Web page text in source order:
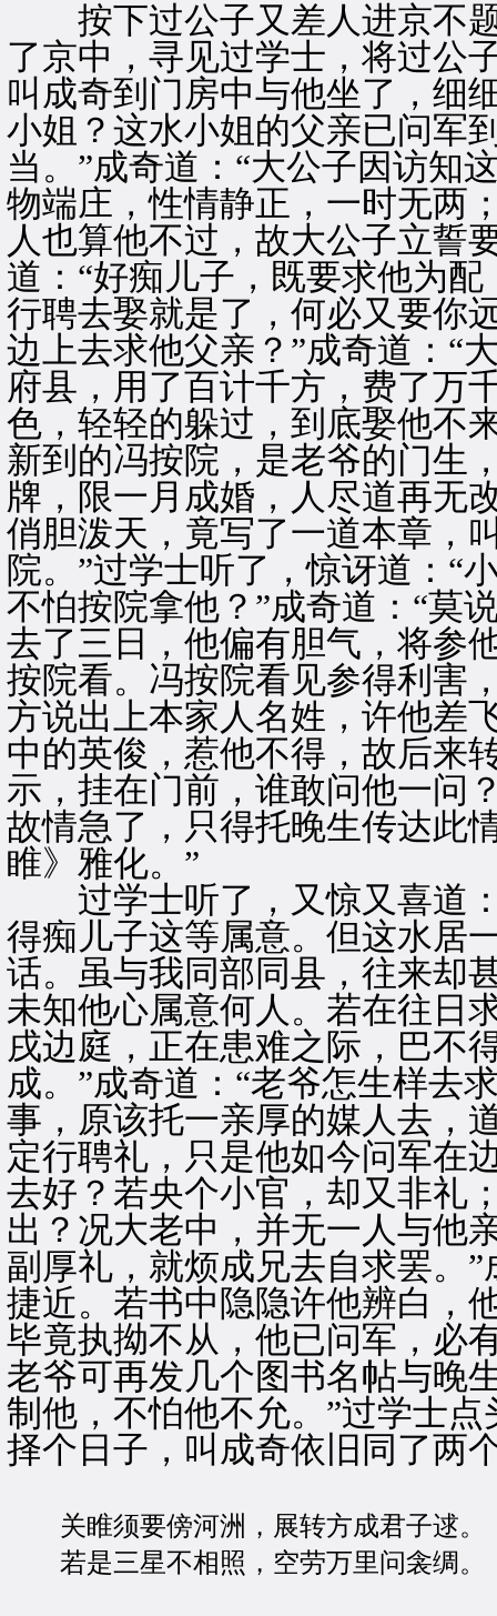
按下过公子又差人进京不题
了京中，寻见过学士，将过公
叫成奇到门房中与他坐了，细
小姐？这水小姐的父亲已问军
当。”成奇道：“大公子因访知
物端庄，性情静正，一时无两
人也算他不过，故大公子立誓
道：“好痴儿子，既要求他为
行聘去娶就是了，何必又要你
边上去求他父亲？”成奇道：“
府县，用了百计千方，费了万
色，轻轻的躲过，到底娶他不
新到的冯按院，是老爷的门生
牌，限一月成婚，人尽道再无
俏胆泼天，竟写了一道本章，
院。”过学士听了，惊讶道：“
不怕按院拿他？”成奇道：“莫
去了三日，他偏有胆气，将参
按院看。冯按院看见参得利害
方说出上本家人名姓，许他差
中的英俊，惹他不得，故后来
示，挂在门前，谁敢问他一问
故情急了，只得托晚生传达此
睢》雅化。”
过学士听了，又惊又喜道：
得痴儿子这等属意。但这水居
话。虽与我同部同县，往来却
未知他心属意何人。若在往日
戌边庭，正在患难之际，巴不
成。”成奇道：“老爷怎生样去
事，原该托一亲厚的媒人去，
定行聘礼，只是他如今问军在
去好？若央个小官，却又非礼
出？况大老中，并无一人与他
副厚礼，就烦成兄去自求罢。
捷近。若书中隐隐许他辨白，
毕竟执拗不从，他已问军，必
老爷可再发几个图书名帖与晚
制他，不怕他不允。”过学士
择个日子，叫成奇依旧同了两
关睢须要傍河洲，展转方成君子逑。
若是三星不相照，空劳万里问衾绸。